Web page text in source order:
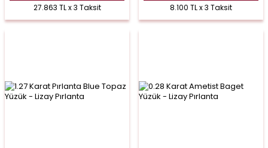
27.863 TL x 3 Taksit 8.100 TL x 3 Taksit